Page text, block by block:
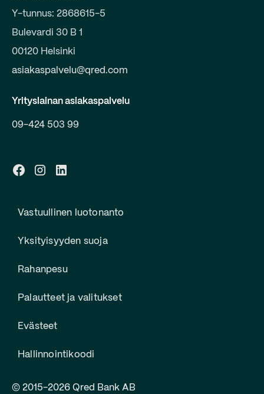
Y-tunnus: 2868615-5
Bulevardi 30 B 1
00120 Helsinki
asiakaspalvelu@qred.com
Yrityslainan asiakaspalvelu
09-424 503 99
© 2015-2026 Qred Bank AB
Vastuullinen luotonanto
Yksityisyyden suoja
Rahanpesu
Palautteet ja valitukset
Evästeet
Hallinnointikoodi